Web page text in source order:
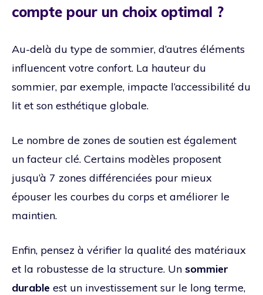
compte pour un choix optimal ?
Au-delà du type de sommier, d’autres éléments
influencent votre confort. La hauteur du
sommier, par exemple, impacte l’accessibilité du
lit et son esthétique globale.
Le nombre de zones de soutien est également
un facteur clé. Certains modèles proposent
jusqu’à 7 zones différenciées pour mieux
épouser les courbes du corps et améliorer le
maintien.
Enfin, pensez à vérifier la qualité des matériaux
et la robustesse de la structure. Un sommier
durable est un investissement sur le long terme,